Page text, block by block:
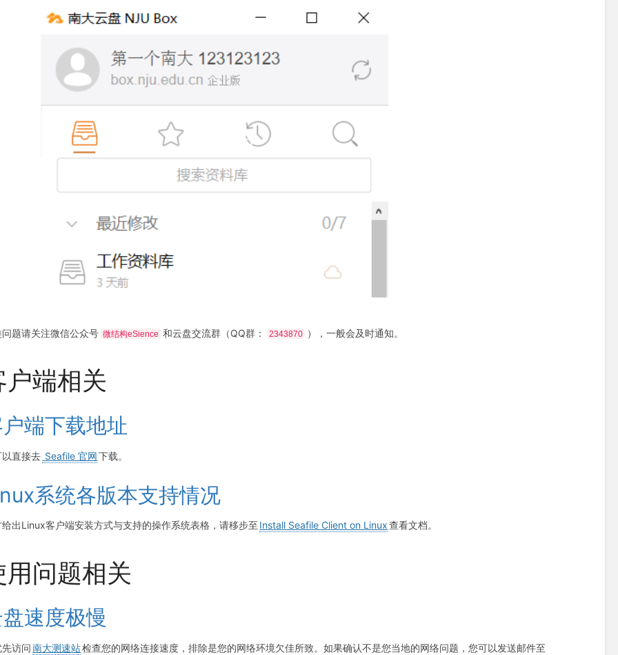
问题请关注微信公众号 微结构eSience 和云盘交流群（QQ群： 2343870 ），一般会及时通知。
户端相关
端下载地址
以直接去 Seafile 官网下载。
系统各版本支持情况
给出Linux客户端安装方式与支持的操作系统表格，请移步至 Install Seafile Client on Linux查看文档。
用问题相关
速度极慢
访问南大测速站检查您的网络连接速度，排除是您的网络环境欠佳所致。如果确认不是您当地的网络问题，您可以发送邮件至